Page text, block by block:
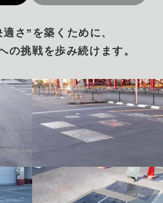
さ”を築くために、
の挑戦を歩み続けます。